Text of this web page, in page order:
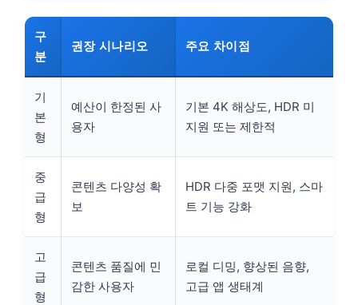
구
분
권장 시나리오 주요 차이점
기
본
형
예산이 한정된 사
용자
기본 4K 해상도, HDR 미
지원 또는 제한적
중
급
형
콘텐츠 다양성 확
보
HDR 다중 포맷 지원, 스마
트 기능 강화
고
급
형
콘텐츠 품질에 민
감한 사용자
로컬 디밍, 향상된 음향,
고급 앱 생태계